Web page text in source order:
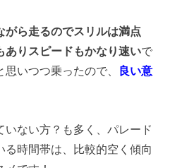
がら走るのでスリルは満点
ありスピードもかなり速いで
いつつ乗ったので、 良い意
いない方？も多く、パレード
る時間帯は、比較的空く傾向